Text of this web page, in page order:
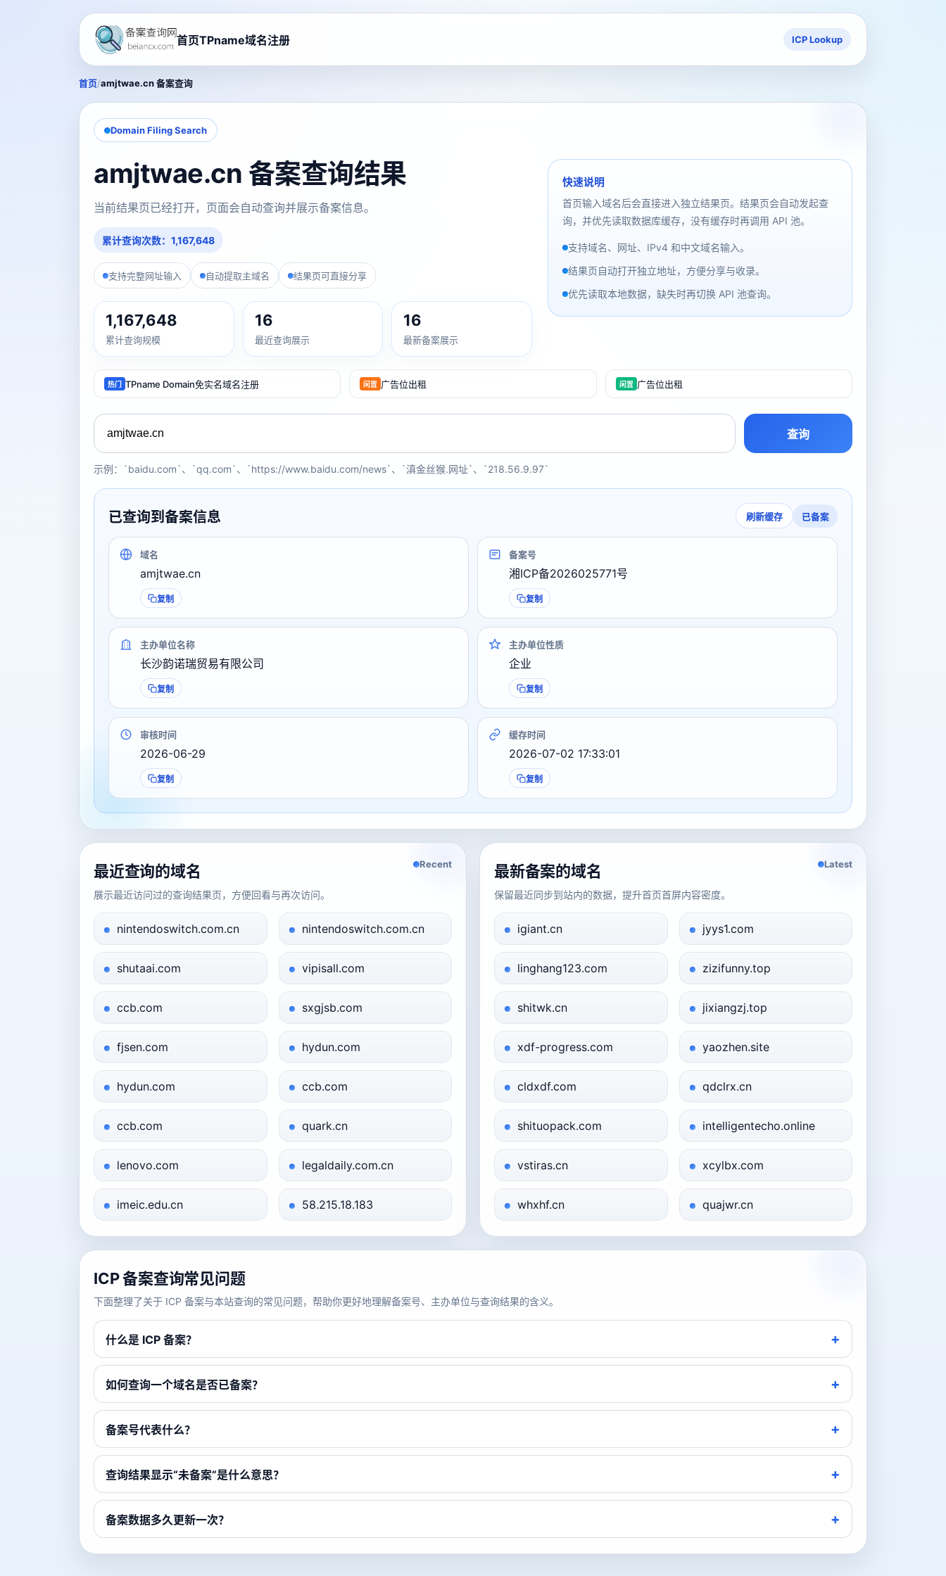
首页TPname域名注册 ICP Lookup
首页/amjtwae.cn 备案查询
Domain Filing Search
amjtwae.cn 备案查询结果
当前结果页已经打开，页面会自动查询并展示备案信息。
累计查询次数：1,167,648
支持完整网址输入 自动提取主域名 结果页可直接分享
1,167,648
累计查询规模
16
最近查询展示
16
最新备案展示
快速说明
首页输入域名后会直接进入独立结果页。结果页会自动发起查
询，并优先读取数据库缓存，没有缓存时再调用 API 池。
支持域名、网址、IPv4 和中文域名输入。
结果页自动打开独立地址，方便分享与收录。
优先读取本地数据，缺失时再切换 API 池查询。
热门 TPname Domain免实名域名注册 闲置 广告位出租 闲置 广告位出租
查询
示例：`baidu.com`、`qq.com`、`https://www.baidu.com/news`、`滇金丝猴.网址`、`218.56.9.97`
已查询到备案信息 刷新缓存 已备案
域名
amjtwae.cn
复制
备案号
湘ICP备2026025771号
复制
主办单位名称
长沙韵诺瑞贸易有限公司
复制
主办单位性质
企业
复制
审核时间
2026-06-29
复制
缓存时间
2026-07-02 17:33:01
复制
最近查询的域名
展示最近访问过的查询结果页，方便回看与再次访问。
Recent
nintendoswitch.com.cn nintendoswitch.com.cn
shutaai.com vipisall.com
ccb.com sxgjsb.com
fjsen.com hydun.com
hydun.com ccb.com
ccb.com quark.cn
lenovo.com legaldaily.com.cn
imeic.edu.cn 58.215.18.183
最新备案的域名
保留最近同步到站内的数据，提升首页首屏内容密度。
Latest
igiant.cn jyys1.com
linghang123.com zizifunny.top
shitwk.cn jixiangzj.top
xdf-progress.com yaozhen.site
cldxdf.com qdclrx.cn
shituopack.com intelligentecho.online
vstiras.cn xcylbx.com
whxhf.cn quajwr.cn
ICP 备案查询常见问题
下面整理了关于 ICP 备案与本站查询的常见问题，帮助你更好地理解备案号、主办单位与查询结果的含义。
什么是 ICP 备案？
如何查询一个域名是否已备案？
备案号代表什么？
查询结果显示“未备案”是什么意思？
备案数据多久更新一次？